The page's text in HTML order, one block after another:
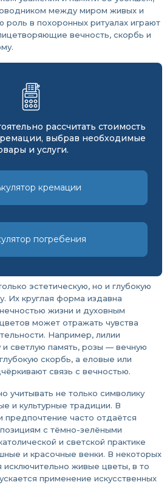
между миром живых и
в похоронных ритуалах играют
вечность, скорбь и
рассчитать стоимость
выбрав необходимые
и услуги.
кремации
погребения
эстетическую, но и глубокую
Их круглая форма издавна
жизни и духовным
может отражать чувства
Например, лилии
и светлую память, розы — вечную
скорбь, а еловые или
связь с вечностью.
учитывать не только символику
и культурные традиции. В
предпочтение часто отдаётся
с тёмно-зелёными
и светской практике
и красочные венки. В некоторых
исключительно живые цветы, в то
применение искусственных